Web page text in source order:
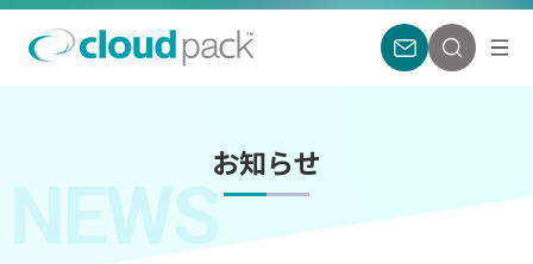
お知らせ
NEWS